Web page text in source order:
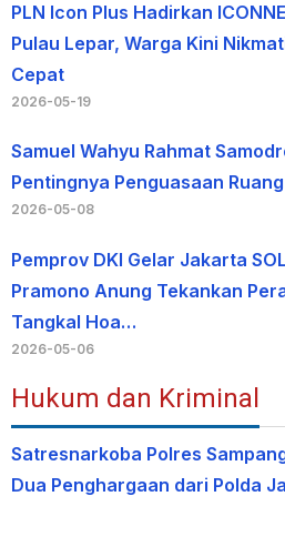
PLN Icon Plus Hadirkan
Pulau Lepar, Warga Kini
Cepat
2026-05-19
Samuel Wahyu Rahmat
Pentingnya Penguasaan
2026-05-08
Pemprov DKI Gelar Jakarta
Pramono Anung Tekankan
Tangkal Hoa…
2026-05-06
Hukum dan Kriminal
Satresnarkoba Polres
Dua Penghargaan dari Polda